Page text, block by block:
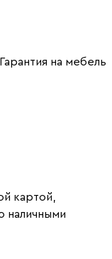
на мебель
картой,
наличными